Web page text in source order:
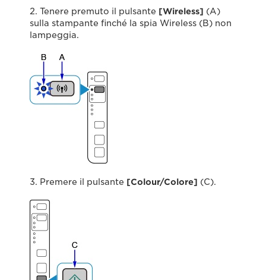
2. Tenere premuto il pulsante [Wireless] (A)
sulla stampante finché la spia Wireless (B) non
lampeggia.
3. Premere il pulsante [Colour/Colore] (C).